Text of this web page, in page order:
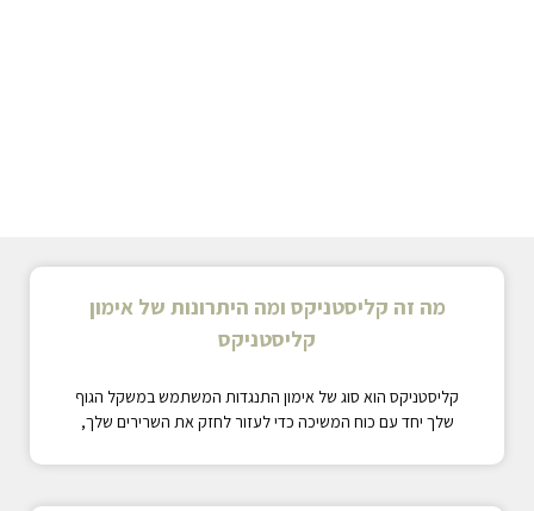
מה זה קליסטניקס ומה היתרונות של אימון
קליסטניקס
קליסטניקס הוא סוג של אימון התנגדות המשתמש במשקל הגוף
שלך יחד עם כוח המשיכה כדי לעזור לחזק את השרירים שלך,